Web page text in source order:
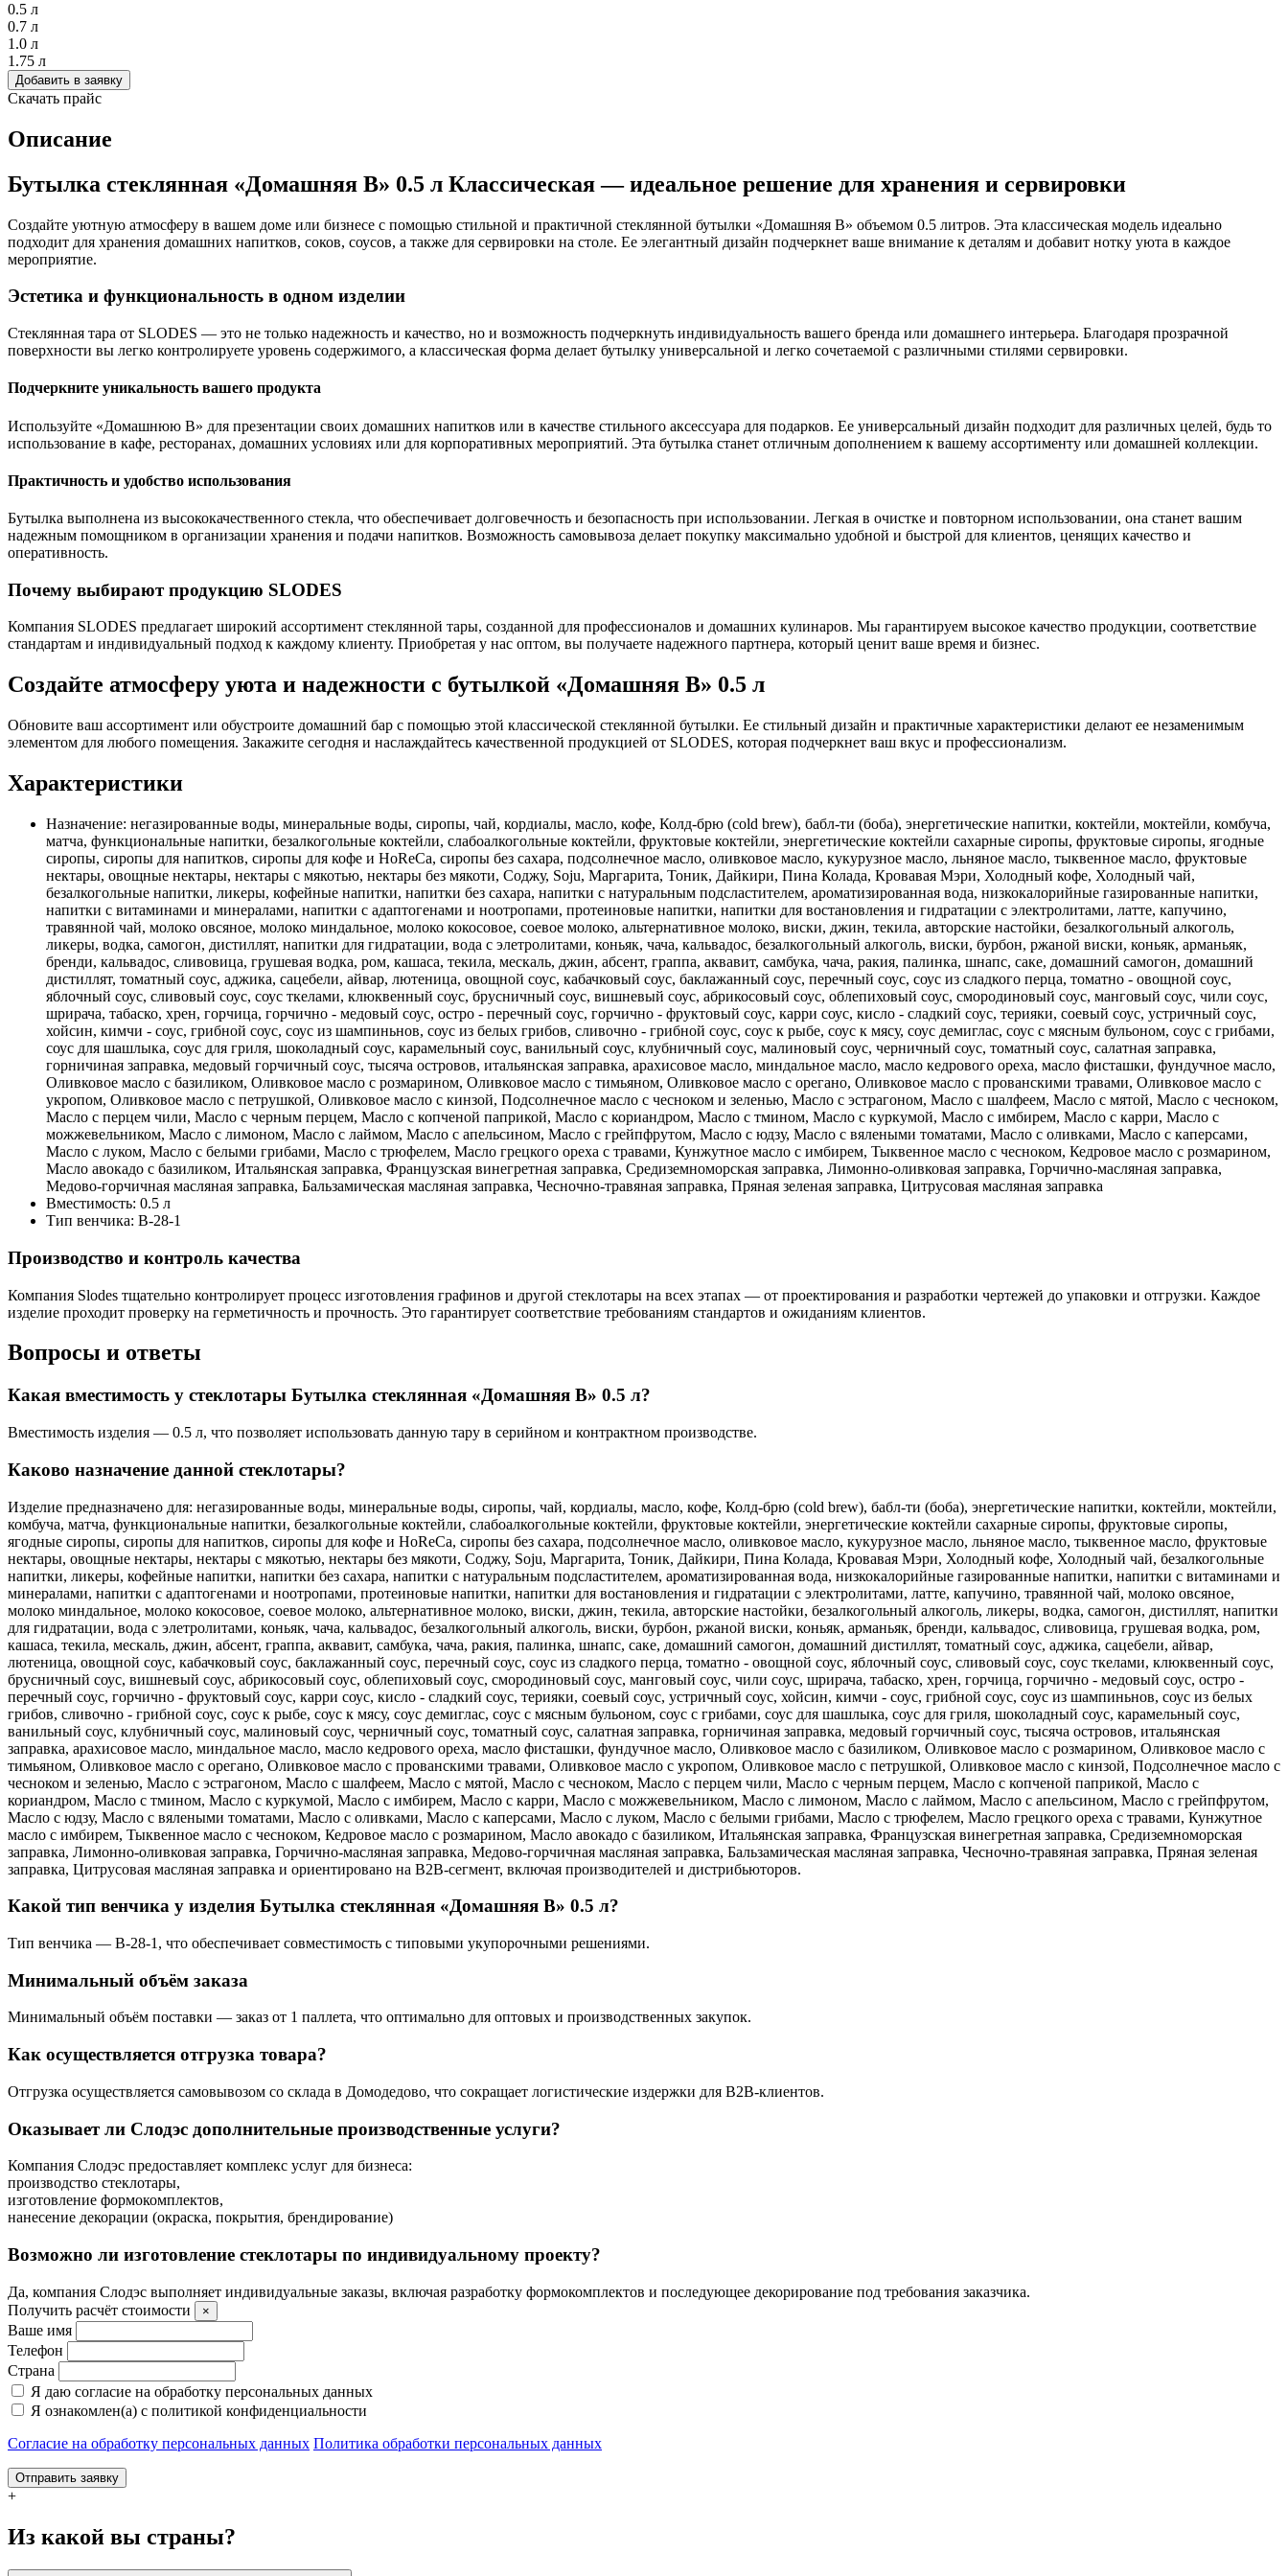
0.5 л
0.7 л
1.0 л
1.75 л
Добавить в заявку
Скачать прайс
Описание
Бутылка стеклянная «Домашняя В» 0.5 л Классическая — идеальное решение для хранения и сервировки
Создайте уютную атмосферу в вашем доме или бизнесе с помощью стильной и практичной стеклянной бутылки «Домашняя В» объемом 0.5 литров. Эта классическая модель идеально
подходит для хранения домашних напитков, соков, соусов, а также для сервировки на столе. Ее элегантный дизайн подчеркнет ваше внимание к деталям и добавит нотку уюта в каждое
мероприятие.
Эстетика и функциональность в одном изделии
Стеклянная тара от SLODES — это не только надежность и качество, но и возможность подчеркнуть индивидуальность вашего бренда или домашнего интерьера. Благодаря прозрачной
поверхности вы легко контролируете уровень содержимого, а классическая форма делает бутылку универсальной и легко сочетаемой с различными стилями сервировки.
Подчеркните уникальность вашего продукта
Используйте «Домашнюю В» для презентации своих домашних напитков или в качестве стильного аксессуара для подарков. Ее универсальный дизайн подходит для различных целей, будь то
использование в кафе, ресторанах, домашних условиях или для корпоративных мероприятий. Эта бутылка станет отличным дополнением к вашему ассортименту или домашней коллекции.
Практичность и удобство использования
Бутылка выполнена из высококачественного стекла, что обеспечивает долговечность и безопасность при использовании. Легкая в очистке и повторном использовании, она станет вашим
надежным помощником в организации хранения и подачи напитков. Возможность самовывоза делает покупку максимально удобной и быстрой для клиентов, ценящих качество и
оперативность.
Почему выбирают продукцию SLODES
Компания SLODES предлагает широкий ассортимент стеклянной тары, созданной для профессионалов и домашних кулинаров. Мы гарантируем высокое качество продукции, соответствие
стандартам и индивидуальный подход к каждому клиенту. Приобретая у нас оптом, вы получаете надежного партнера, который ценит ваше время и бизнес.
Создайте атмосферу уюта и надежности с бутылкой «Домашняя В» 0.5 л
Обновите ваш ассортимент или обустроите домашний бар с помощью этой классической стеклянной бутылки. Ее стильный дизайн и практичные характеристики делают ее незаменимым
элементом для любого помещения. Закажите сегодня и наслаждайтесь качественной продукцией от SLODES, которая подчеркнет ваш вкус и профессионализм.
Характеристики
Назначение: негазированные воды, минеральные воды, сиропы, чай, кордиалы, масло, кофе, Колд-брю (cold brew), бабл-ти (боба), энергетические напитки, коктейли, моктейли, комбуча,
матча, функциональные напитки, безалкогольные коктейли, слабоалкогольные коктейли, фруктовые коктейли, энергетические коктейли сахарные сиропы, фруктовые сиропы, ягодные
сиропы, сиропы для напитков, сиропы для кофе и HoReCa, сиропы без сахара, подсолнечное масло, оливковое масло, кукурузное масло, льняное масло, тыквенное масло, фруктовые
нектары, овощные нектары, нектары с мякотью, нектары без мякоти, Соджу, Soju, Маргарита, Тоник, Дайкири, Пина Колада, Кровавая Мэри, Холодный кофе, Холодный чай,
безалкогольные напитки, ликеры, кофейные напитки, напитки без сахара, напитки с натуральным подсластителем, ароматизированная вода, низкокалорийные газированные напитки,
напитки с витаминами и минералами, напитки с адаптогенами и ноотропами, протеиновые напитки, напитки для востановления и гидратации с электролитами, латте, капучино,
травянной чай, молоко овсяное, молоко миндальное, молоко кокосовое, соевое молоко, альтернативное молоко, виски, джин, текила, авторские настойки, безалкогольный алкоголь,
ликеры, водка, самогон, дистиллят, напитки для гидратации, вода с элетролитами, коньяк, чача, кальвадос, безалкогольный алкоголь, виски, бурбон, ржаной виски, коньяк, арманьяк,
бренди, кальвадос, сливовица, грушевая водка, ром, кашаса, текила, мескаль, джин, абсент, граппа, аквавит, самбука, чача, ракия, палинка, шнапс, саке, домашний самогон, домашний
дистиллят, томатный соус, аджика, сацебели, айвар, лютеница, овощной соус, кабачковый соус, баклажанный соус, перечный соус, соус из сладкого перца, томатно - овощной соус,
яблочный соус, сливовый соус, соус ткелами, клюквенный соус, брусничный соус, вишневый соус, абрикосовый соус, облепиховый соус, смородиновый соус, манговый соус, чили соус,
шрирача, табаско, хрен, горчица, горчично - медовый соус, остро - перечный соус, горчично - фруктовый соус, карри соус, кисло - сладкий соус, терияки, соевый соус, устричный соус,
хойсин, кимчи - соус, грибной соус, соус из шампиньнов, соус из белых грибов, сливочно - грибной соус, соус к рыбе, соус к мясу, соус демиглас, соус с мясным бульоном, соус с грибами,
соус для шашлыка, соус для гриля, шоколадный соус, карамельный соус, ванильный соус, клубничный соус, малиновый соус, черничный соус, томатный соус, салатная заправка,
горничиная заправка, медовый горчичный соус, тысяча островов, итальянская заправка, арахисовое масло, миндальное масло, масло кедрового ореха, масло фисташки, фундучное масло,
Оливковое масло с базиликом, Оливковое масло с розмарином, Оливковое масло с тимьяном, Оливковое масло с орегано, Оливковое масло с прованскими травами, Оливковое масло с
укропом, Оливковое масло с петрушкой, Оливковое масло с кинзой, Подсолнечное масло с чесноком и зеленью, Масло с эстрагоном, Масло с шалфеем, Масло с мятой, Масло с чесноком,
Масло с перцем чили, Масло с черным перцем, Масло с копченой паприкой, Масло с кориандром, Масло с тмином, Масло с куркумой, Масло с имбирем, Масло с карри, Масло с
можжевельником, Масло с лимоном, Масло с лаймом, Масло с апельсином, Масло с грейпфрутом, Масло с юдзу, Масло с вялеными томатами, Масло с оливками, Масло с каперсами,
Масло с луком, Масло с белыми грибами, Масло с трюфелем, Масло грецкого ореха с травами, Кунжутное масло с имбирем, Тыквенное масло с чесноком, Кедровое масло с розмарином,
Масло авокадо с базиликом, Итальянская заправка, Французская винегретная заправка, Средиземноморская заправка, Лимонно-оливковая заправка, Горчично-масляная заправка,
Медово-горчичная масляная заправка, Бальзамическая масляная заправка, Чесночно-травяная заправка, Пряная зеленая заправка, Цитрусовая масляная заправка
Вместимость: 0.5 л
Тип венчика: В-28-1
Производство и контроль качества
Компания Slodes тщательно контролирует процесс изготовления графинов и другой стеклотары на всех этапах — от проектирования и разработки чертежей до упаковки и отгрузки. Каждое
изделие проходит проверку на герметичность и прочность. Это гарантирует соответствие требованиям стандартов и ожиданиям клиентов.
Вопросы и ответы
Какая вместимость у стеклотары Бутылка стеклянная «Домашняя В» 0.5 л?
Вместимость изделия — 0.5 л, что позволяет использовать данную тару в серийном и контрактном производстве.
Каково назначение данной стеклотары?
Изделие предназначено для: негазированные воды, минеральные воды, сиропы, чай, кордиалы, масло, кофе, Колд-брю (cold brew), бабл-ти (боба), энергетические напитки, коктейли, моктейли,
комбуча, матча, функциональные напитки, безалкогольные коктейли, слабоалкогольные коктейли, фруктовые коктейли, энергетические коктейли сахарные сиропы, фруктовые сиропы,
ягодные сиропы, сиропы для напитков, сиропы для кофе и HoReCa, сиропы без сахара, подсолнечное масло, оливковое масло, кукурузное масло, льняное масло, тыквенное масло, фруктовые
нектары, овощные нектары, нектары с мякотью, нектары без мякоти, Соджу, Soju, Маргарита, Тоник, Дайкири, Пина Колада, Кровавая Мэри, Холодный кофе, Холодный чай, безалкогольные
напитки, ликеры, кофейные напитки, напитки без сахара, напитки с натуральным подсластителем, ароматизированная вода, низкокалорийные газированные напитки, напитки с витаминами и
минералами, напитки с адаптогенами и ноотропами, протеиновые напитки, напитки для востановления и гидратации с электролитами, латте, капучино, травянной чай, молоко овсяное,
молоко миндальное, молоко кокосовое, соевое молоко, альтернативное молоко, виски, джин, текила, авторские настойки, безалкогольный алкоголь, ликеры, водка, самогон, дистиллят, напитки
для гидратации, вода с элетролитами, коньяк, чача, кальвадос, безалкогольный алкоголь, виски, бурбон, ржаной виски, коньяк, арманьяк, бренди, кальвадос, сливовица, грушевая водка, ром,
кашаса, текила, мескаль, джин, абсент, граппа, аквавит, самбука, чача, ракия, палинка, шнапс, саке, домашний самогон, домашний дистиллят, томатный соус, аджика, сацебели, айвар,
лютеница, овощной соус, кабачковый соус, баклажанный соус, перечный соус, соус из сладкого перца, томатно - овощной соус, яблочный соус, сливовый соус, соус ткелами, клюквенный соус,
брусничный соус, вишневый соус, абрикосовый соус, облепиховый соус, смородиновый соус, манговый соус, чили соус, шрирача, табаско, хрен, горчица, горчично - медовый соус, остро -
перечный соус, горчично - фруктовый соус, карри соус, кисло - сладкий соус, терияки, соевый соус, устричный соус, хойсин, кимчи - соус, грибной соус, соус из шампиньнов, соус из белых
грибов, сливочно - грибной соус, соус к рыбе, соус к мясу, соус демиглас, соус с мясным бульоном, соус с грибами, соус для шашлыка, соус для гриля, шоколадный соус, карамельный соус,
ванильный соус, клубничный соус, малиновый соус, черничный соус, томатный соус, салатная заправка, горничиная заправка, медовый горчичный соус, тысяча островов, итальянская
заправка, арахисовое масло, миндальное масло, масло кедрового ореха, масло фисташки, фундучное масло, Оливковое масло с базиликом, Оливковое масло с розмарином, Оливковое масло с
тимьяном, Оливковое масло с орегано, Оливковое масло с прованскими травами, Оливковое масло с укропом, Оливковое масло с петрушкой, Оливковое масло с кинзой, Подсолнечное масло с
чесноком и зеленью, Масло с эстрагоном, Масло с шалфеем, Масло с мятой, Масло с чесноком, Масло с перцем чили, Масло с черным перцем, Масло с копченой паприкой, Масло с
кориандром, Масло с тмином, Масло с куркумой, Масло с имбирем, Масло с карри, Масло с можжевельником, Масло с лимоном, Масло с лаймом, Масло с апельсином, Масло с грейпфрутом,
Масло с юдзу, Масло с вялеными томатами, Масло с оливками, Масло с каперсами, Масло с луком, Масло с белыми грибами, Масло с трюфелем, Масло грецкого ореха с травами, Кунжутное
масло с имбирем, Тыквенное масло с чесноком, Кедровое масло с розмарином, Масло авокадо с базиликом, Итальянская заправка, Французская винегретная заправка, Средиземноморская
заправка, Лимонно-оливковая заправка, Горчично-масляная заправка, Медово-горчичная масляная заправка, Бальзамическая масляная заправка, Чесночно-травяная заправка, Пряная зеленая
заправка, Цитрусовая масляная заправка и ориентировано на B2B-сегмент, включая производителей и дистрибьюторов.
Какой тип венчика у изделия Бутылка стеклянная «Домашняя В» 0.5 л?
Тип венчика — В-28-1, что обеспечивает совместимость с типовыми укупорочными решениями.
Минимальный объём заказа
Минимальный объём поставки — заказ от 1 паллета, что оптимально для оптовых и производственных закупок.
Как осуществляется отгрузка товара?
Отгрузка осуществляется самовывозом со склада в Домодедово, что сокращает логистические издержки для B2B-клиентов.
Оказывает ли Слодэс дополнительные производственные услуги?
Компания Слодэс предоставляет комплекс услуг для бизнеса:
производство стеклотары,
изготовление формокомплектов,
нанесение декорации (окраска, покрытия, брендирование)
Возможно ли изготовление стеклотары по индивидуальному проекту?
Да, компания Слодэс выполняет индивидуальные заказы, включая разработку формокомплектов и последующее декорирование под требования заказчика.
Получить расчёт стоимости
×
Ваше имя
Телефон
Страна
Я даю согласие на обработку персональных данных
Я ознакомлен(а) с политикой конфиденциальности
Согласие на обработку персональных данных Политика обработки персональных данных
Отправить заявку
+
Из какой вы страны?